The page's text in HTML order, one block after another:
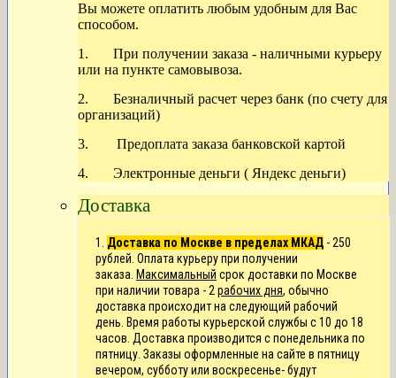
Вы можете оплатить любым удобным для Вас
способом.
1. При получении заказа - наличными курьеру
или на пункте самовывоза.
2. Безналичный расчет через банк (по счету для
организаций)
3. Предоплата заказа банковской картой
4. Электронные деньги ( Яндекс деньги)
Доставка
1. Доставка по Москве в пределах МКАД - 250
рублей. Оплата курьеру при получении
заказа. Максимальный срок доставки по Москве
при наличии товара - 2 рабочих дня, обычно
доставка происходит на следующий рабочий
день. Время работы курьерской службы с 10 до 18
часов. Доставка производится с понедельника по
пятницу. Заказы оформленные на сайте в пятницу
вечером, субботу или воскресенье- будут